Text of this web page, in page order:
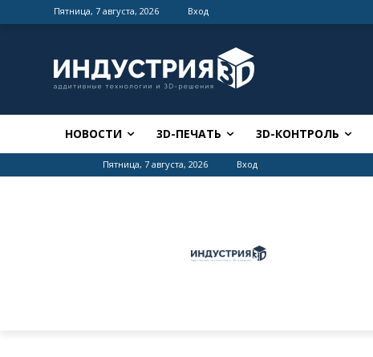
Пятница, 7 августа, 2026 Вход
НОВОСТИ 3D-ПЕЧАТЬ 3D-КОНТРОЛЬ
Пятница, 7 августа, 2026 Вход